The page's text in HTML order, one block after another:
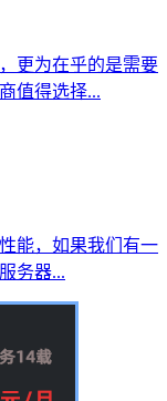
更为在乎的是需要
值得选择...
能，如果我们有一
务器...